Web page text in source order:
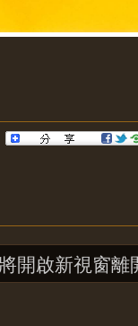
開啟新視窗離